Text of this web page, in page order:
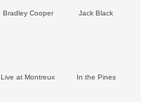
Bradley Cooper Jack Black
Live at Montreux In the Pines